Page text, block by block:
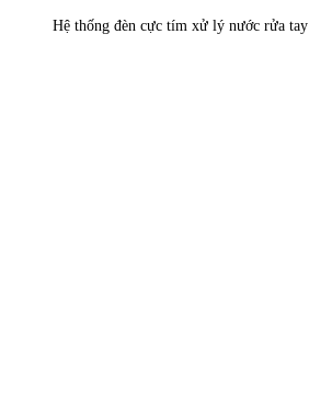
Hệ thống đèn cực tím xử lý nước rửa tay